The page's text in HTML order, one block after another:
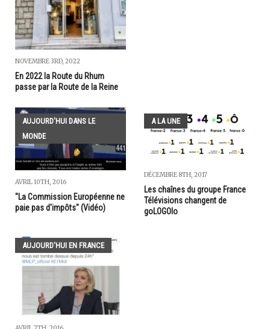
NOVEMBRE 3RD, 2022
En 2022 la Route du Rhum
passe par la Route de la Reine
AUJOURD'HUI DANS LE
MONDE
AVRIL 10TH, 2016
"La Commission Européenne ne
paie pas d'impôts" (Vidéo)
A LA UNE
DÉCEMBRE 8TH, 2017
Les chaînes du groupe France
Télévisions changent de
goLOGOlo
AUJOURD'HUI EN FRANCE